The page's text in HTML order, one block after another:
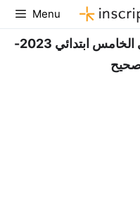
Aller
au
contenu
Menu
فروض في الاجتماعيات المستوى الخامس ابتدائي 2023-